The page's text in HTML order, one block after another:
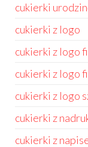
cukierki
cukierki z logo
cukierki z logo
cukierki z logo
cukierki z logo
cukierki z
cukierki z